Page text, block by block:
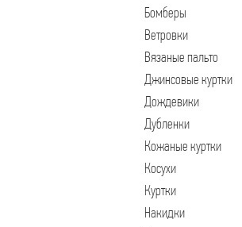
Бомберы
Ветровки
Вязаные пальто
Джинсовые куртки
Дождевики
Дубленки
Кожаные куртки
Косухи
Куртки
Накидки